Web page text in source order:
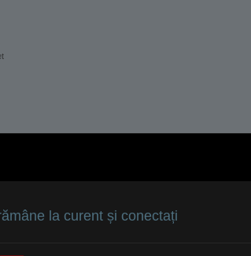
la curent și conectați